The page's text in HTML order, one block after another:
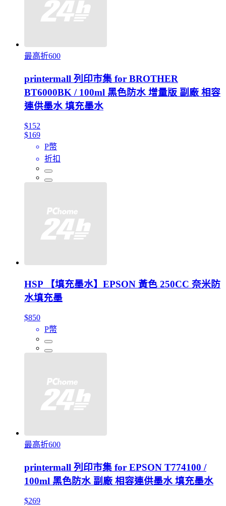
最高折600
printermall 列印市集 for BROTHER
BT6000BK / 100ml 黑色防水 增量版 副廠 相容
連供墨水 填充墨水
$152
$169
P幣
折扣
HSP 【填充墨水】EPSON 黃色 250CC 奈米防
水填充墨
$850
P幣
最高折600
printermall 列印市集 for EPSON T774100 /
100ml 黑色防水 副廠 相容連供墨水 填充墨水
$269